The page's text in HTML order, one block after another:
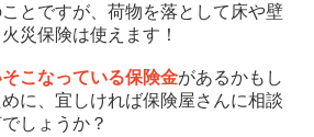
とですが、荷物を落として床や壁
災保険は使えます！
こなっている保険金があるかもし
に、宜しければ保険屋さんに相談
しょうか？